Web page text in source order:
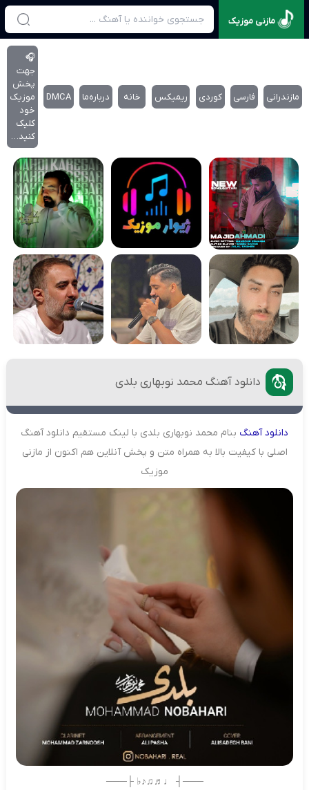
مازنی موزیک
مازندرانی فارسی کوردی ریمیکس خانه درباره‌‌ما DMCA
🎧
جهت
پخش
موزیک
خود
کلیک
کنید…
دانلود آهنگ محمد نوبهاری بلدی
دانلودآهنگ بنام محمد نوبهاری بلدی با لینک مستقیم دانلود آهنگ
اصلی با کیفیت بالا به همراه متن و پخش آنلاین هم اکنون از مازنی
موزیک
───┤ ♩♬♫♪♭ ├───